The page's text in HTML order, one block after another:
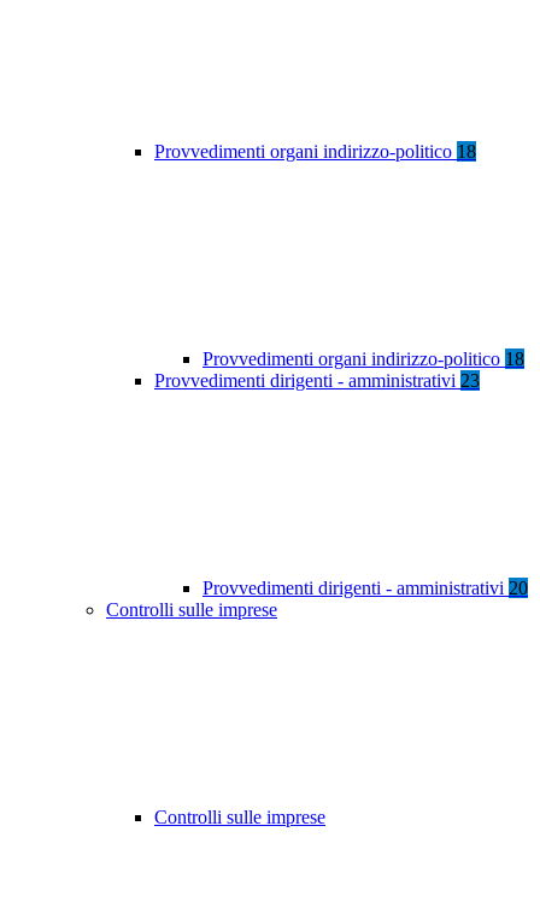
Provvedimenti organi indirizzo-politico 18
Provvedimenti organi indirizzo-politico 18
Provvedimenti dirigenti - amministrativi 23
Provvedimenti dirigenti - amministrativi 20
Controlli sulle imprese
Controlli sulle imprese